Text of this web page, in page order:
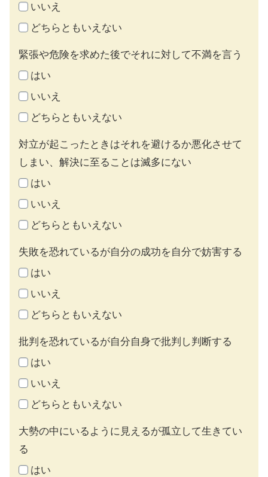
いいえ
どちらともいえない
緊張や危険を求めた後でそれに対して不満を言う
はい
いいえ
どちらともいえない
対立が起こったときはそれを避けるか悪化させて
しまい、解決に至ることは滅多にない
はい
いいえ
どちらともいえない
失敗を恐れているが自分の成功を自分で妨害する
はい
いいえ
どちらともいえない
批判を恐れているが自分自身で批判し判断する
はい
いいえ
どちらともいえない
大勢の中にいるように見えるが孤立して生きてい
る
はい